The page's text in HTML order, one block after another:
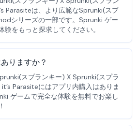
Parasiteは、より広範なSprunki(スプ
シリーズの一部です。Sprunki ゲー
験をもっと探求してください。
りますか？
スプランキー) X Sprunki(スプラ
Parasiteにはアプリ内購入はありま
ゲームで完全な体験を無料でお楽し